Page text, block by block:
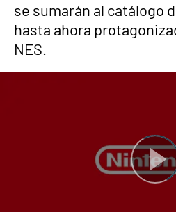
se sumarán al catálogo
hasta ahora
NES.